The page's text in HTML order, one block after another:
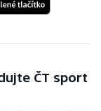
ČT sport